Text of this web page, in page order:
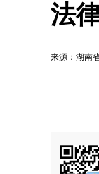
法
来源：湖南